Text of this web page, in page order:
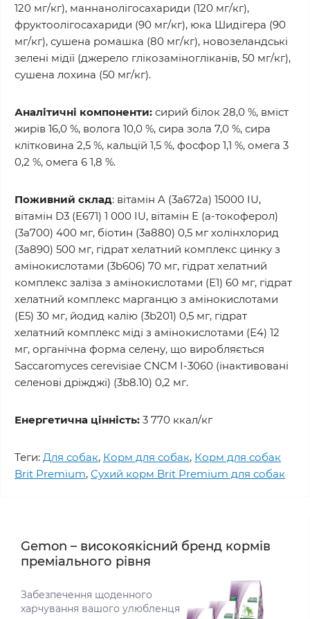
120 мг/кг), маннанолігосахариди (120 мг/кг),
фруктоолігосахариди (90 мг/кг), юка Шидігера (90
мг/кг), сушена ромашка (80 мг/кг), новозеландські
зелені мідії (джерело глікозаміногліканів, 50 мг/кг),
сушена лохина (50 мг/кг).
Аналітичні компоненти: сирий білок 28,0 %, вміст
жирів 16,0 %, волога 10,0 %, сира зола 7,0 %, сира
клітковина 2,5 %, кальцій 1,5 %, фосфор 1,1 %, омега 3
0,2 %, омега 6 1,8 %.
Поживний склад: вітамін A (3a672a) 15000 IU,
вітамін D3 (E671) 1 000 IU, вітамін E (a-токоферол)
(3a700) 400 мг, біотин (3a880) 0,5 мг холінхлорид
(3a890) 500 мг, гідрат хелатний комплекс цинку з
амінокислотами (3b606) 70 мг, гідрат хелатний
комплекс заліза з амінокислотами (Е1) 60 мг, гідрат
хелатний комплекс марганцю з амінокислотами
(Е5) 30 мг, йодид калію (3b201) 0,5 мг, гідрат
хелатний комплекс міді з амінокислотами (Е4) 12
мг, органічна форма селену, що виробляється
Saccaromyces cerevisiae CNCM I-3060 (інактивовані
селенові дріжджі) (3b8.10) 0,2 мг.
Енергетична цінність: 3 770 ккал/кг
Теги: Для собак, Корм для собак, Корм для собак
Brit Premium, Сухий корм Brit Premium для собак
Gemon – високоякісний бренд кормів
преміального рівня
Забезпечення щоденного
харчування вашого улюбленця